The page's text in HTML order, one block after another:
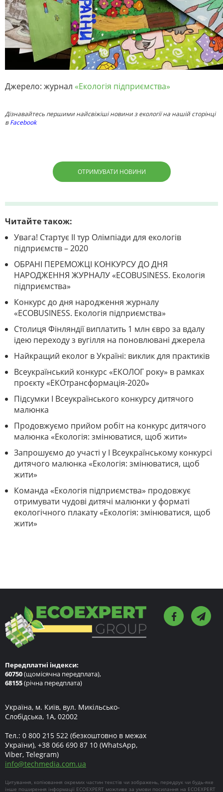
Джерело: журнал «Екологія підприємства»
Дізнавайтесь першими найсвіжіші новини з екології на нашій сторінці
вFacebook
ОТРИМУВАТИ НОВИНИ
Читайте також:
Увага! Стартує ІІ тур Олімпіади для екологів
підприємств – 2020
ОБРАНІ ПЕРЕМОЖЦІ КОНКУРСУ ДО ДНЯ
НАРОДЖЕННЯ ЖУРНАЛУ «ECOBUSINESS. Екологія
підприємства»
Конкурс до дня народження журналу
«ECOBUSINESS. Екологія підприємства»
Столиця Фінляндії виплатить 1 млн євро за вдалу
ідею переходу з вугілля на поновлювані джерела
Найкращий еколог в Україні: виклик для практиків
Всеукраїнський конкурс «ЕКОЛОГ року» в рамках
проєкту «ЕКОтрансформація-2020»
Підсумки І Всеукраїнського конкурсу дитячого
малюнка
Продовжуємо прийом робіт на конкурс дитячого
малюнка «Екологія: змінюватися, щоб жити»
Запрошуємо до участі у І Всеукраїнському конкурсі
дитячого малюнка «Екологія: змінюватися, щоб
жити»
Команда «Екологія підприємства» продовжує
отримувати чудові дитячі малюнки у форматі
екологічного плакату «Екологія: змінюватися, щоб
жити»
Передплатні індекси:
60750(щомісячна передплата),
68155(річна передплата)
Україна, м. Київ, вул. Микільсько-
Слобідська, 1А, 02002
Тел.: 0 800 215 522 (безкоштовно в межах
України), +38 066 690 87 10 (WhatsApp,
Viber, Telegram)
info@techmedia.com.ua
Цитування, копіювання окремих частин текстів чи зображень, передрук чи будь-яке
інше поширення інформації ECOEXPERT можливе за умови посилання на ECOEXPERT